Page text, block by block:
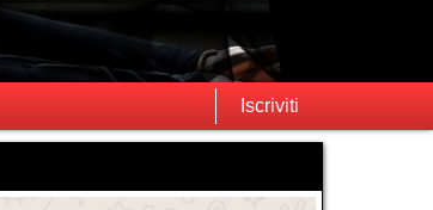
Iscriviti